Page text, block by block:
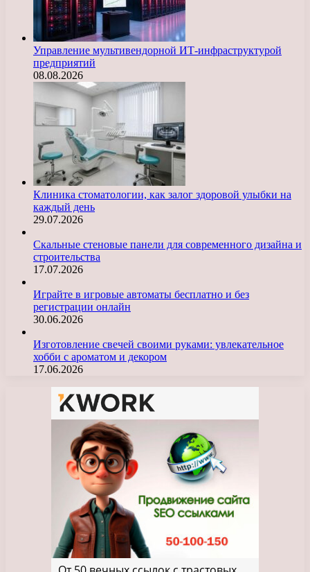
Управление мультивендорной ИТ-инфраструктурой
предприятий
08.08.2026
Клиника стоматологии, как залог здоровой улыбки на
каждый день
29.07.2026
Скальные стеновые панели для современного дизайна и
строительства
17.07.2026
Играйте в игровые автоматы бесплатно и без
регистрации онлайн
30.06.2026
Изготовление свечей своими руками: увлекательное
хобби с ароматом и декором
17.06.2026